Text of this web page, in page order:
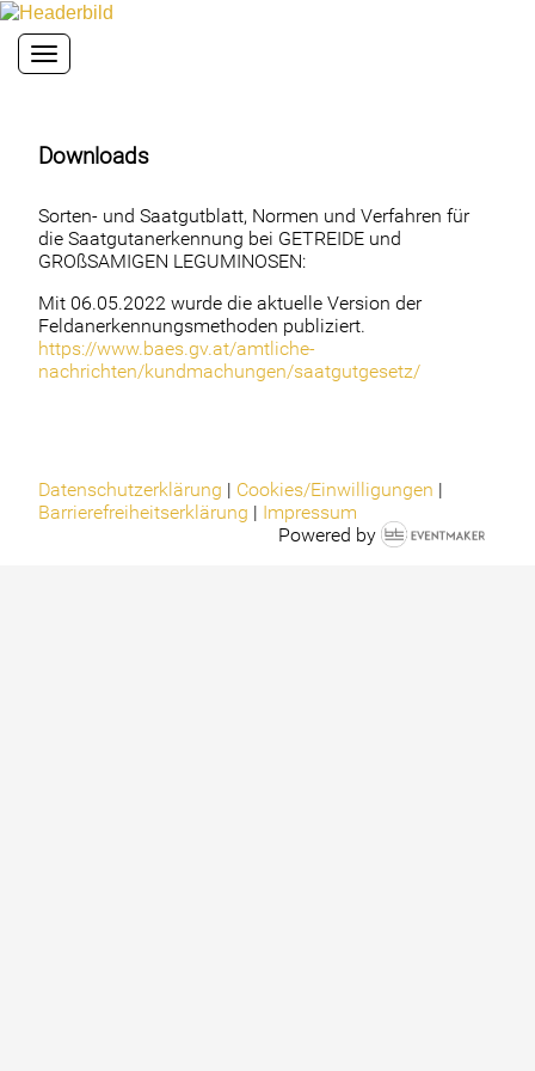
Toggle navigation
Downloads
Sorten- und Saatgutblatt, Normen und Verfahren für
die Saatgutanerkennung bei GETREIDE und
GROßSAMIGEN LEGUMINOSEN:
Mit 06.05.2022 wurde die aktuelle Version der
Feldanerkennungsmethoden publiziert.
https://www.baes.gv.at/amtliche-
nachrichten/kundmachungen/saatgutgesetz/
Datenschutzerklärung | Cookies/Einwilligungen |
Barrierefreiheitserklärung | Impressum
Powered by